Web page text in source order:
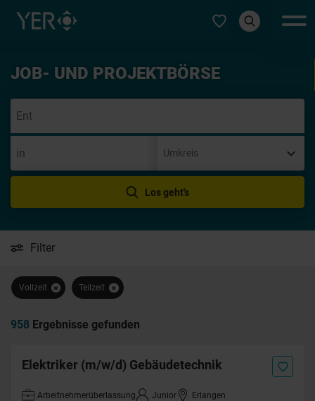
Typ auswählen
JOB- UND PROJEKTBÖRSE
Los geht's
Filter
Vollzeit Teilzeit
958 Ergebnisse gefunden
Elektriker (m/w/d) Gebäudetechnik
Arbeitnehmerüberlassung Junior
Erlangen